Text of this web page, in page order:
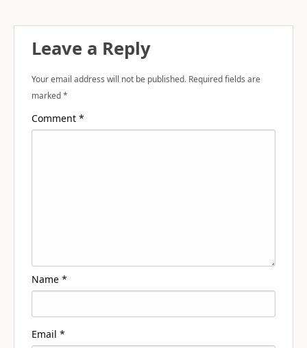
Leave a Reply
Your email address will not be published. Required fields are
marked*
Comment *
Name *
Email *